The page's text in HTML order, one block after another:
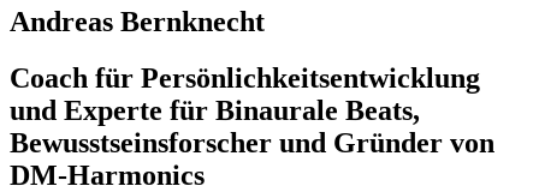
Andreas Bernknecht
Coach für Persönlichkeitsentwicklung
und Experte für Binaurale Beats,
Bewusstseinsforscher und Gründer von
DM-Harmonics